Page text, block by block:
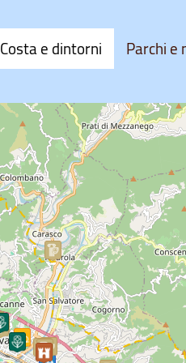
Costa e dintorni Parchi e